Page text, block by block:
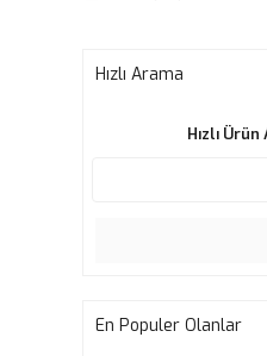
Hızlı Arama
Hızlı
En Populer Olanlar